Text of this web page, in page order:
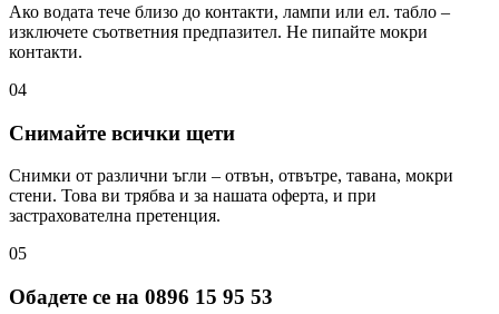
Ако водата тече близо до контакти, лампи или ел. табло –
изключете съответния предпазител. Не пипайте мокри
контакти.
04
Снимайте всички щети
Снимки от различни ъгли – отвън, отвътре, тавана, мокри
стени. Това ви трябва и за нашата оферта, и при
застрахователна претенция.
05
Обадете се на 0896 15 95 53